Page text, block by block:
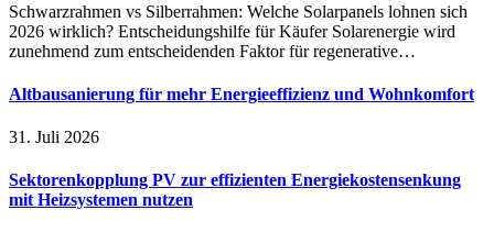
Schwarzrahmen vs Silberrahmen: Welche Solarpanels lohnen sich
2026 wirklich? Entscheidungshilfe für Käufer Solarenergie wird
zunehmend zum entscheidenden Faktor für regenerative…
Altbausanierung für mehr Energieeffizienz und Wohnkomfort
31. Juli 2026
Sektorenkopplung PV zur effizienten Energiekostensenkung
mit Heizsystemen nutzen